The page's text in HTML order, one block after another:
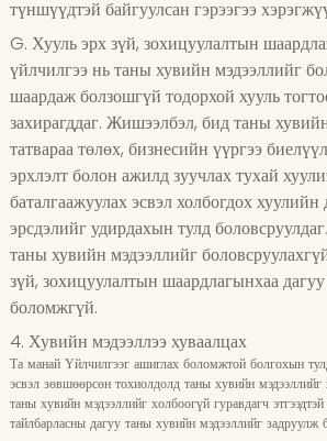
түншүүдтэй байгуулсан гэрээгээ
G. Хууль эрх зүй, зохицуулалтын
үйлчилгээ нь таны хувийн мэдээллийг
шаардаж болзошгүй тодорхой хууль
захирагддаг. Жишээлбэл, бид таны
татвараа төлөх, бизнесийн үүргээ
эрхлэлт болон ажилд зуучлах тухай
баталгаажуулах эсвэл холбогдох
эрсдэлийг удирдахын тулд
таны хувийн мэдээллийг
зүй, зохицуулалтын шаардлагынхаа
боломжгүй.
4. Хувийн мэдээллээ хуваалцах
Та манай Үйлчилгээг ашиглах боломжтой болгохын
эсвэл зөвшөөрсөн тохиолдолд таны хувийн мэдээллийг
таны хувийн мэдээллийг холбоогүй гуравдагч
тайлбарласны дагуу таны хувийн мэдээллийг задруулж